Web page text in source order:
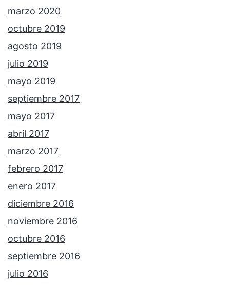
marzo 2020
octubre 2019
agosto 2019
julio 2019
mayo 2019
septiembre 2017
mayo 2017
abril 2017
marzo 2017
febrero 2017
enero 2017
diciembre 2016
noviembre 2016
octubre 2016
septiembre 2016
julio 2016